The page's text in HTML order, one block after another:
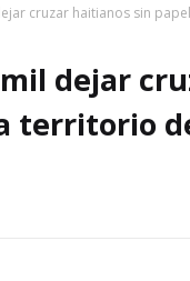
cruzar haitianos sin
dejar
territorio